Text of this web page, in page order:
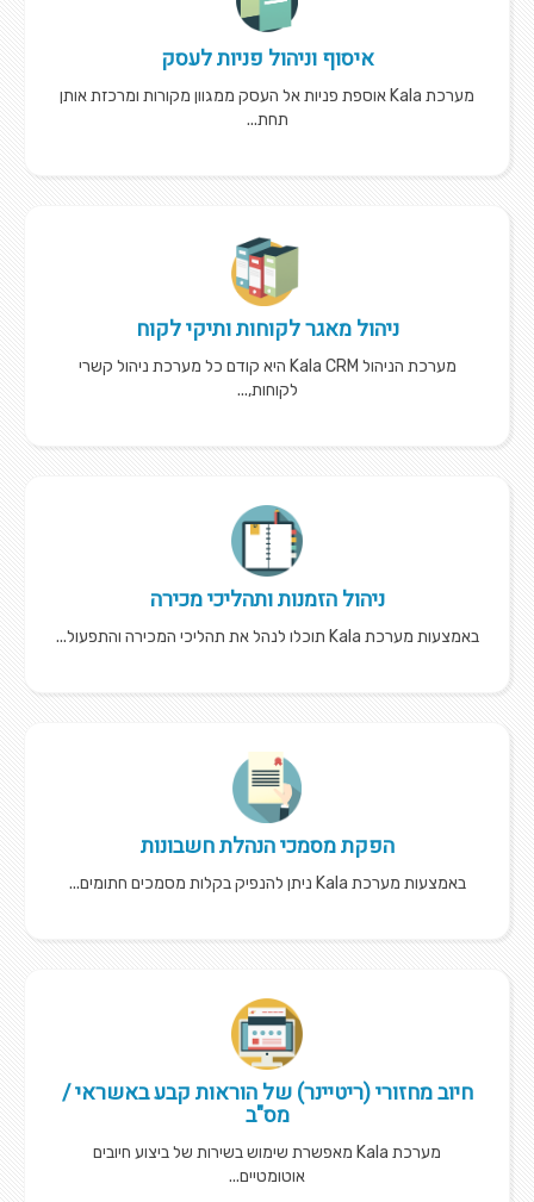
איסוף וניהול פניות לעסק
מערכת Kala אוספת פניות אל העסק ממגוון מקורות ומרכזת אותן
תחת...
ניהול מאגר לקוחות ותיקי לקוח
מערכת הניהול Kala CRM היא קודם כל מערכת ניהול קשרי
לקוחות,...
ניהול הזמנות ותהליכי מכירה
באמצעות מערכת Kala תוכלו לנהל את תהליכי המכירה והתפעול...
הפקת מסמכי הנהלת חשבונות
באמצעות מערכת Kala ניתן להנפיק בקלות מסמכים חתומים...
חיוב מחזורי (ריטיינר) של הוראות קבע באשראי /
מס"ב
מערכת Kala מאפשרת שימוש בשירות של ביצוע חיובים
אוטומטיים...